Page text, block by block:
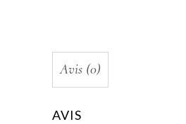
Avis (0)
AVIS